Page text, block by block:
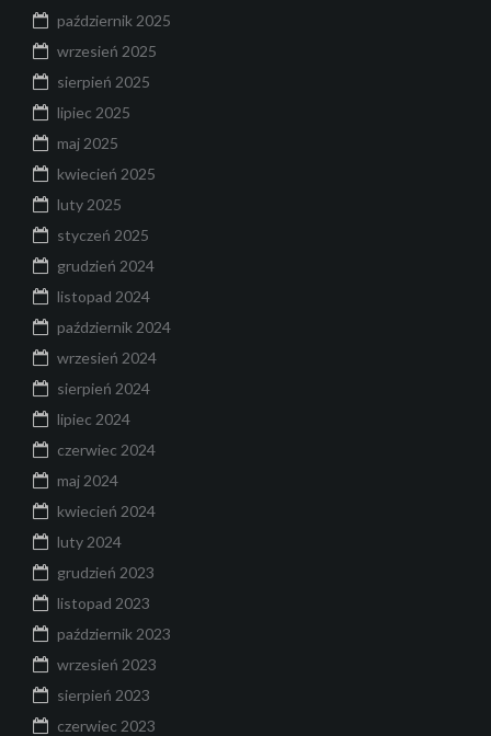
październik 2025
wrzesień 2025
sierpień 2025
lipiec 2025
maj 2025
kwiecień 2025
luty 2025
styczeń 2025
grudzień 2024
listopad 2024
październik 2024
wrzesień 2024
sierpień 2024
lipiec 2024
czerwiec 2024
maj 2024
kwiecień 2024
luty 2024
grudzień 2023
listopad 2023
październik 2023
wrzesień 2023
sierpień 2023
czerwiec 2023